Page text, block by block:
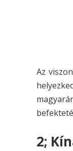
Az
2;